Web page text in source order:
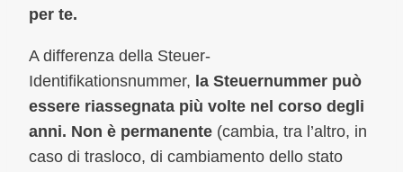
per te.
A differenza della Steuer-
Identifikationsnummer, la Steuernummer può
essere riassegnata più volte nel corso degli
anni. Non è permanente (cambia, tra l’altro, in
caso di trasloco, di cambiamento dello stato